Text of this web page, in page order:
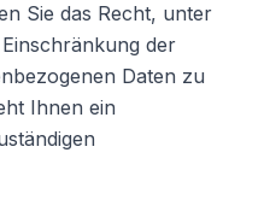
Sie das Recht, unter
der
Daten zu
Ihnen ein